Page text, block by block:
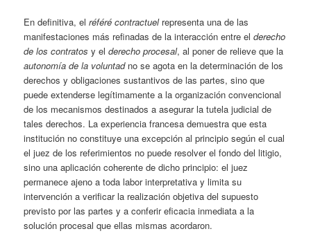
En definitiva, elréféré contractuelrepresenta una de las
manifestaciones más refinadas de la interacción entre elderecho
de los contratos y elderecho procesal, al poner de relieve que la
autonomía de la voluntadno se agota en la determinación de los
derechos y obligaciones sustantivos de las partes, sino que
puede extenderse legítimamente a la organización convencional
de los mecanismos destinados a asegurar la tutela judicial de
tales derechos. La experiencia francesa demuestra que esta
institución no constituye una excepción al principio según el cual
el juez de los referimientos no puede resolver el fondo del litigio,
sino una aplicación coherente de dicho principio: el juez
permanece ajeno a toda labor interpretativa y limita su
intervención a verificar la realización objetiva del supuesto
previsto por las partes y a conferir eficacia inmediata a la
solución procesal que ellas mismas acordaron.